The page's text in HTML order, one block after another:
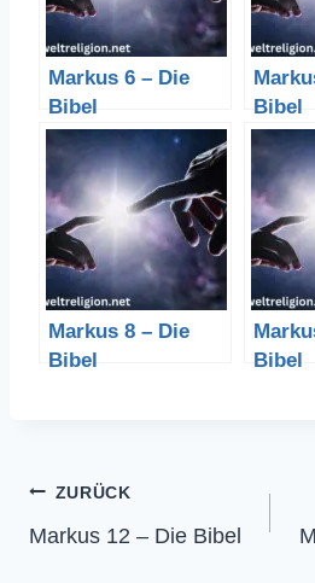
Markus 6 – Die
Bibel
Bibel
Markus 8 – Die
Bibel
Bibel
Beitragsnavigation
ZURÜCK
Markus 12 – Die Bibel